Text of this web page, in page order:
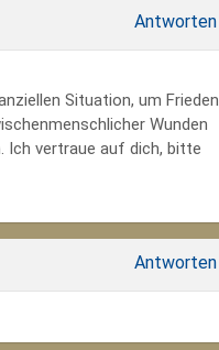
Antworten
Situation, um Frieden
Wunden
Ich vertraue auf dich, bitte
Antworten